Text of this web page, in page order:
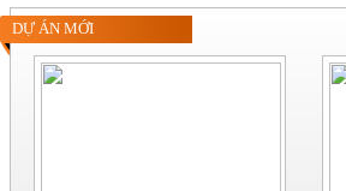
DỰ ÁN MỚI